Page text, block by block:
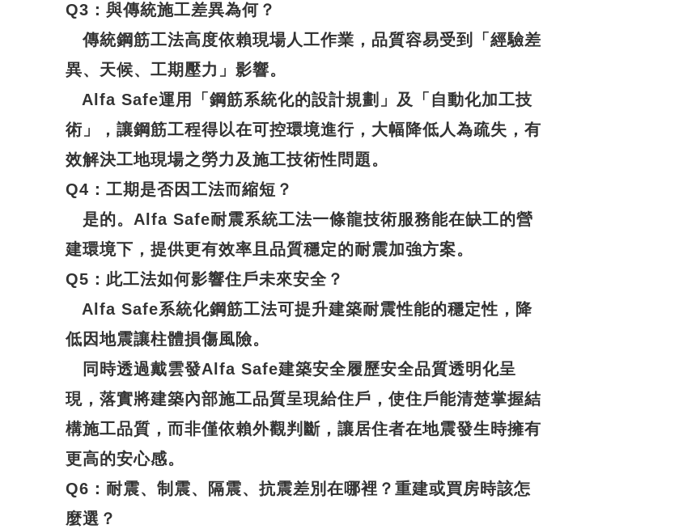
Q3 ：與傳統施工差異為何？
傳統鋼筋工法高度依賴現場人工作業，品質容易受到「經驗差
異、天候、工期壓力」影響。
Alfa Safe運用「鋼筋系統化的設計規劃」及「自動化加工技
術」，讓鋼筋工程得以在可控環境進行，大幅降低人為疏失，有
效解決工地現場之勞力及施工技術性問題。
Q4 ：工期是否因工法而縮短？
是的。Alfa Safe耐震系統工法一條龍技術服務能在缺工的營
建環境下，提供更有效率且品質穩定的耐震加強方案。
Q5 ：此工法如何影響住戶未來安全？
Alfa Safe系統化鋼筋工法可提升建築耐震性能的穩定性，降
低因地震讓柱體損傷風險。
同時透過戴雲發Alfa Safe建築安全履歷安全品質透明化呈
現，落實將建築內部施工品質呈現給住戶，使住戶能清楚掌握結
構施工品質，而非僅依賴外觀判斷，讓居住者在地震發生時擁有
更高的安心感。
Q6 ：耐震、制震、隔震、抗震差別在哪裡？重建或買房時該怎
麼選？